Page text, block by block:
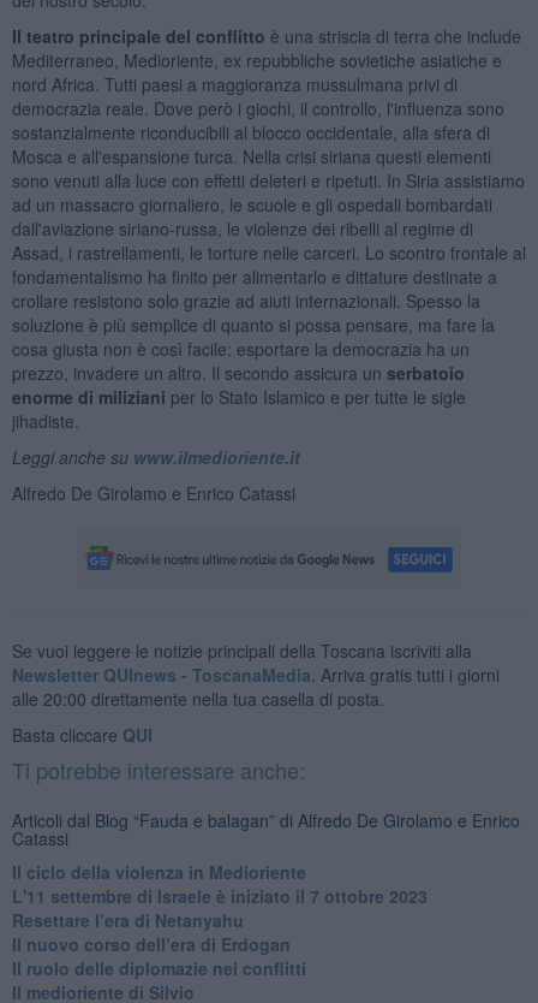
Il teatro principale del conflitto è una striscia di terra che include
Mediterraneo, Medioriente, ex repubbliche sovietiche asiatiche e
nord Africa. Tutti paesi a maggioranza mussulmana privi di
democrazia reale. Dove però i giochi, il controllo, l'influenza sono
sostanzialmente riconducibili al blocco occidentale, alla sfera di
Mosca e all'espansione turca. Nella crisi siriana questi elementi
sono venuti alla luce con effetti deleteri e ripetuti. In Siria assistiamo
ad un massacro giornaliero, le scuole e gli ospedali bombardati
dall'aviazione siriano-russa, le violenze dei ribelli al regime di
Assad, i rastrellamenti, le torture nelle carceri. Lo scontro frontale al
fondamentalismo ha finito per alimentarlo e dittature destinate a
crollare resistono solo grazie ad aiuti internazionali. Spesso la
soluzione è più semplice di quanto si possa pensare, ma fare la
cosa giusta non è così facile: esportare la democrazia ha un
prezzo, invadere un altro. Il secondo assicura un serbatoio
enorme di miliziani per lo Stato Islamico e per tutte le sigle
jihadiste.
Leggi anche su www.ilmedioriente.it
Alfredo De Girolamo e Enrico Catassi
Se vuoi leggere le notizie principali della Toscana iscriviti alla
Newsletter QUInews - ToscanaMedia. Arriva gratis tutti i giorni
alle 20:00 direttamente nella tua casella di posta.
Basta cliccare QUI
Ti potrebbe interessare anche:
Articoli dal Blog “Fauda e balagan” di Alfredo De Girolamo e Enrico
Catassi
Il ciclo della violenza in Medioriente
L'11 settembre di Israele è iniziato il 7 ottobre 2023
Resettare l’era di Netanyahu
​Il nuovo corso dell’era di Erdogan
Il ruolo delle diplomazie nei conflitti
Il medioriente di Silvio